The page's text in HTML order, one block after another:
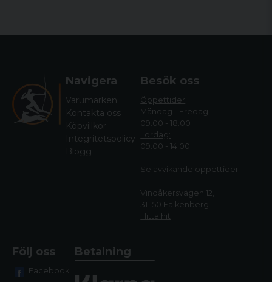
Oavsett ditt område finner du produkter från några av de
Hos oss hittar du allt från kläder, till vapen och utrustning
anpassade för de olika områdena så det är bara att välja och
vraka.
Vi har gott om personal som erhåller gedigen erfarenhet
inom både jakt och sportskytte och hjälper dig mer än gärna
att hitta rätt bland alla våra produkter - oavsett vad det är som
gäller.
Navigera
Varumärken
Kontakta oss
Köpvillkor
Integritetspolicy
Blogg
Besök oss
Öppettider
Måndag - Fredag:
09.00 - 18.00
Lördag:
09.00 - 14.00
Se avvikande öppettider
Vindåkersvägen 12,
311 50 Falkenberg
Hitta hit
Följ oss
Facebook
Betalning